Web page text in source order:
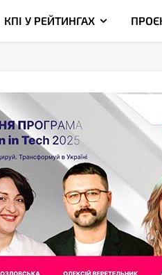
КПІ У РЕЙТИНГАХ